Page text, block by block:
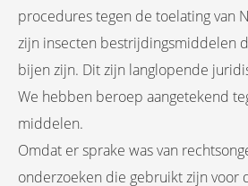
procedures tegen de toelating van
zijn insecten bestrijdingsmiddelen
bijen zijn. Dit zijn langlopende
We hebben beroep aangetekend
middelen.
Omdat er sprake was van
onderzoeken die gebruikt zijn voor